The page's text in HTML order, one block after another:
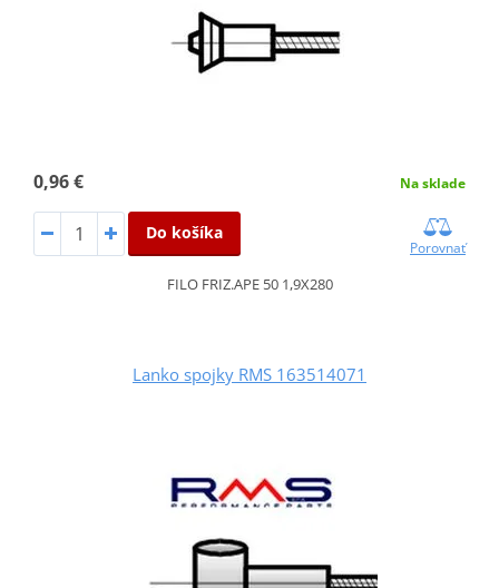
0,96 € Na sklade
Do košíka
Porovnať
FILO FRIZ.APE 50 1,9X280
Lanko spojky RMS 163514071